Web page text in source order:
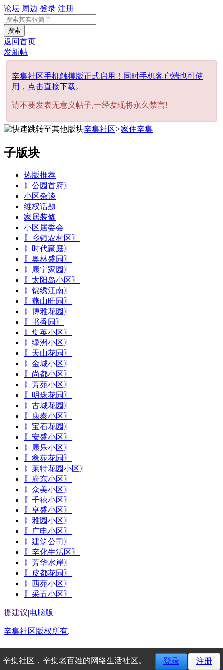
论坛 周边 登录 注册
辛集社区，辛集老百姓的网络生活社区。 登录 注册
搜索
返回首页
发新帖
辛集社区手机触摸版正式启用！同时手机客户端也可使
用，点击直接下载。
请不要发表无意义帖子,一经发现将永久禁言!
辛集社区>家住辛集
子版块
热版推荐
〖公园首府〗
小区杂谈
维权话题
家居装修
小区居委会
〖乡镇农村区〗
〖时代豪庭〗
〖奥林盛园〗
〖康宁家园〗
〖太阳岛小区〗
〖锦绣江南〗
〖燕山旺园〗
〖博雅花园〗
〖书香园〗
〖集英小区〗
〖绿洲小区〗
〖天山花园〗
〖金城小区〗
〖尚都小区〗
〖芳苑小区〗
〖明珠花园〗
〖古城花园〗
〖康泰小区〗
〖宝石花园〗
〖安盛小区〗
〖康乐小区〗
〖鑫苑花园〗
〖莱特花园小区〗
〖府东小区〗
〖众美小区〗
〖千禧小区〗
〖亨盛小区〗
〖雅园小区〗
〖广电小区〗
〖建筑公司〗
〖辛化生活区〗
〖芳华水岸〗
〖皮都花园〗
〖西苑小区〗
〖采五小区〗
提建议|电脑版
辛集社区版权所有.